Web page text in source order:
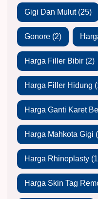
Gigi Dan Mulut(25)
Gonore (2)
Harga Filler Bibir (2)
Harga Filler Hidung
Harga Ganti Karet
Harga Mahkota Gigi
Harga Rhinoplasty
Harga Skin Tag